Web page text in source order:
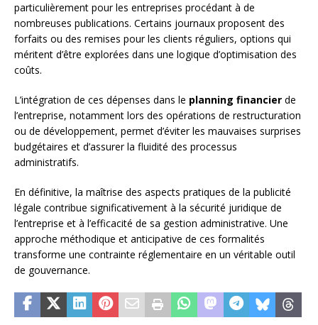
particulièrement pour les entreprises procédant à de
nombreuses publications. Certains journaux proposent des
forfaits ou des remises pour les clients réguliers, options qui
méritent d’être explorées dans une logique d’optimisation des
coûts.
L’intégration de ces dépenses dans le planning financier de
l’entreprise, notamment lors des opérations de restructuration
ou de développement, permet d’éviter les mauvaises surprises
budgétaires et d’assurer la fluidité des processus
administratifs.
En définitive, la maîtrise des aspects pratiques de la publicité
légale contribue significativement à la sécurité juridique de
l’entreprise et à l’efficacité de sa gestion administrative. Une
approche méthodique et anticipative de ces formalités
transforme une contrainte réglementaire en un véritable outil
de gouvernance.